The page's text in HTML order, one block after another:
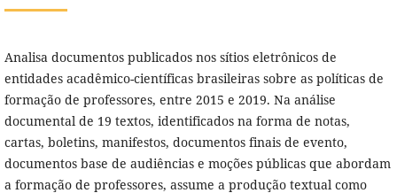
Analisa documentos publicados nos sítios eletrônicos de
entidades acadêmico-científicas brasileiras sobre as políticas de
formação de professores, entre 2015 e 2019. Na análise
documental de 19 textos, identificados na forma de notas,
cartas, boletins, manifestos, documentos finais de evento,
documentos base de audiências e moções públicas que abordam
a formação de professores, assume a produção textual como